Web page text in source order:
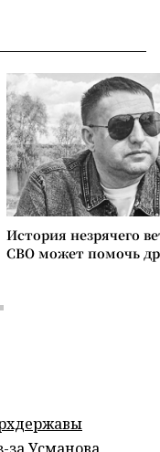
История незрячего
СВО может помочь